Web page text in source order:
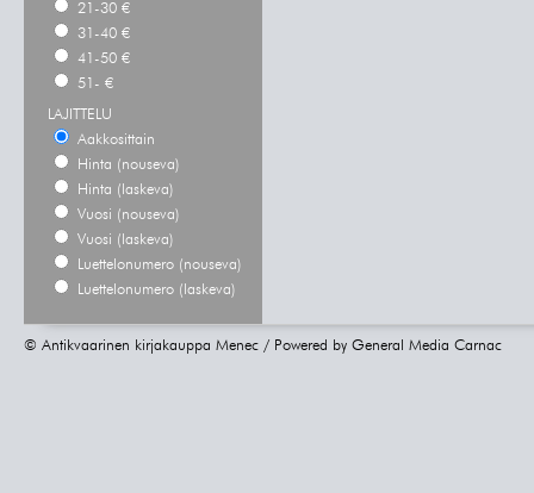
21-30 €
31-40 €
41-50 €
51- €
LAJITTELU
Aakkosittain
Hinta (nouseva)
Hinta (laskeva)
Vuosi (nouseva)
Vuosi (laskeva)
Luettelonumero (nouseva)
Luettelonumero (laskeva)
© Antikvaarinen kirjakauppa Menec / Powered by General Media Carnac